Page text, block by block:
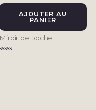
AJOUTER AU
PANIER
Miroir de poche